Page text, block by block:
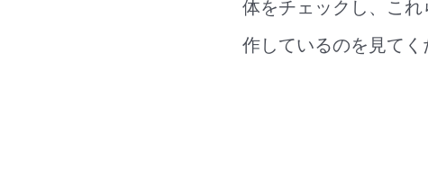
体をチェックし、こ
作しているのを見て